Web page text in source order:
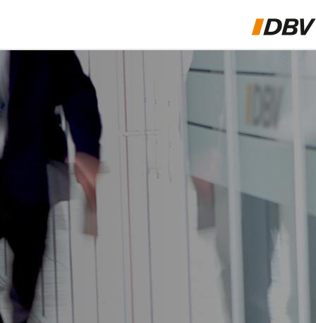
BERUFSGRUPPEN
PRODUKTE & LÖSUNGEN
PRIVAT- & GESCHÄFTSKUNDEN
TIERVERSICHERUNG